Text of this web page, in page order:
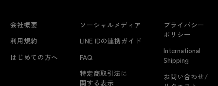
会社概要
利用規約
はじめての方へ
ソーシャルメディア
LINE IDの連携ガイド
FAQ
特定商取引法に
関する表示
プライバシー
ポリシー
International
Shipping
お問い合わせ/